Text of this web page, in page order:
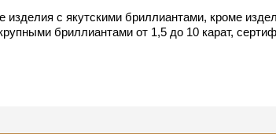
с якутскими бриллиантами, кроме
бриллиантами от 1,5 до 10 карат,